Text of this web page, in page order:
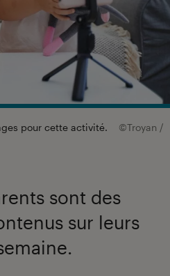
pour cette activité.
©Troyan /
sont des
sur leurs